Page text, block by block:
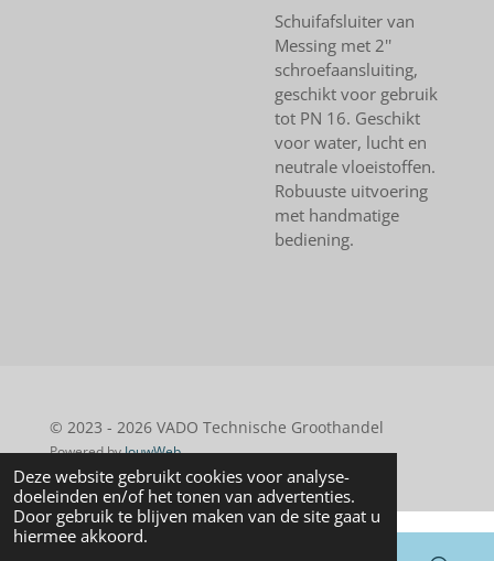
Deze website gebruikt cookies voor analyse-
doeleinden en/of het tonen van advertenties.
Door gebruik te blijven maken van de site gaat u
hiermee akkoord.
Schuifafsluiter van
Messing met 2''
schroefaansluiting,
geschikt voor gebruik
tot PN 16. Geschikt
voor water, lucht en
neutrale vloeistoffen.
Robuuste uitvoering
met handmatige
bediening.
© 2023 - 2026 VADO Technische Groothandel
Powered byJouwWeb